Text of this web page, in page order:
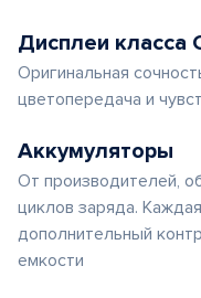
Дисплеи класса
Оригинальная
цветопередача и
Аккумуляторы
От производителей,
циклов заряда.
дополнительный
емкости